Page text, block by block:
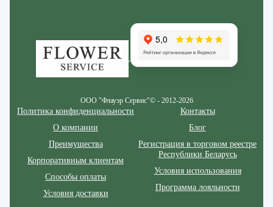
ООО "Флауэр Сервис"© - 2012-2026
Политика конфиденциальности
О компании
Преимущества
Корпоративным клиентам
Способы оплаты
Условия доставки
Контакты
Блог
Регистрация в торговом реестре
Республики Беларусь
Условия использования
Программа лояльности